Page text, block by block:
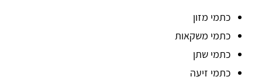
כתמי מזון
כתמי משקאות
כתמי שתן
כתמי זיעה